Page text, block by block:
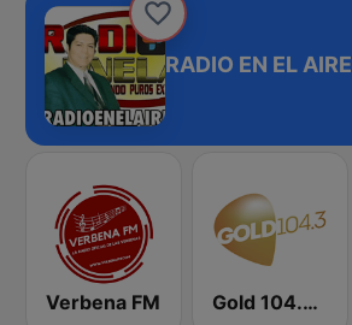
RADIO EN EL AIRE
Verbena FM Gold 104.3 FM